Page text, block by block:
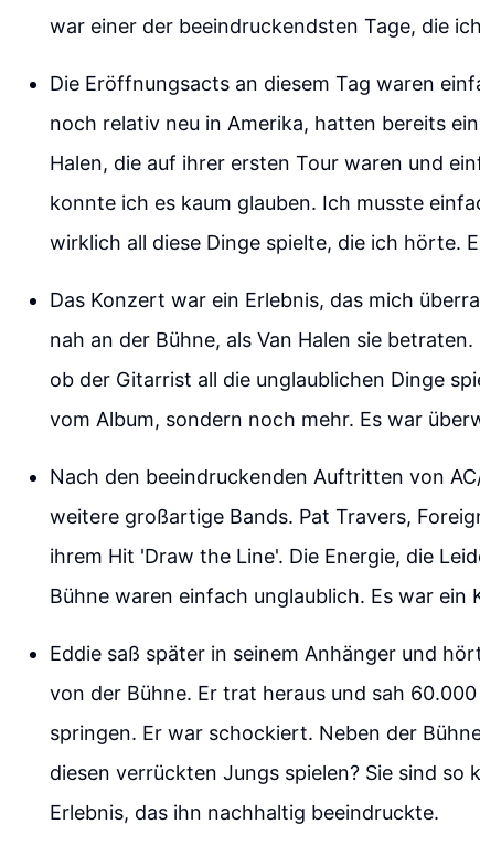
war einer der beeindruckendsten Tage, die
Die Eröffnungsacts an diesem Tag waren
noch relativ neu in Amerika, hatten bereits
Halen, die auf ihrer ersten Tour waren und
konnte ich es kaum glauben. Ich musste
wirklich all diese Dinge spielte, die ich hörte.
Das Konzert war ein Erlebnis, das mich
nah an der Bühne, als Van Halen sie
ob der Gitarrist all die unglaublichen Dinge
vom Album, sondern noch mehr. Es war
Nach den beeindruckenden Auftritten von
weitere großartige Bands. Pat Travers,
ihrem Hit 'Draw the Line'. Die Energie, die
Bühne waren einfach unglaublich. Es war
Eddie saß später in seinem Anhänger und
von der Bühne. Er trat heraus und sah
springen. Er war schockiert. Neben der
diesen verrückten Jungs spielen? Sie sind so
Erlebnis, das ihn nachhaltig beeindruckte.